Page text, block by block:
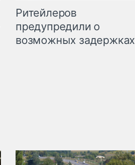
Ритейлеров
предупредили о
возможных задержках